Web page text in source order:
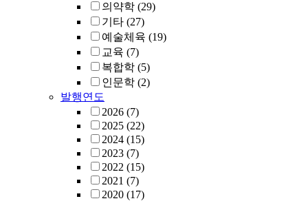
의약학 (29)
기타 (27)
예술체육 (19)
교육 (7)
복합학 (5)
인문학 (2)
발행연도
2026 (7)
2025 (22)
2024 (15)
2023 (7)
2022 (15)
2021 (7)
2020 (17)